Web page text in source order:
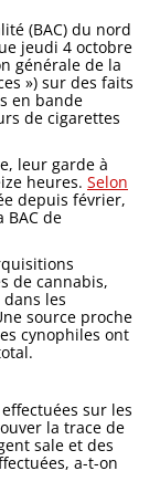
(BAC) du nord
jeudi 4 octobre
générale de la
») sur des faits
en bande
de cigarettes
leur garde à
heures. Selon
depuis février,
BAC de
de cannabis,
dans les
source proche
cynophiles ont
sur les
la trace de
sale et des
a-t-on